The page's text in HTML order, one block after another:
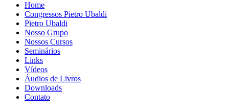
Home
Congressos Pietro Ubaldi
Pietro Ubaldi
Nosso Grupo
Nossos Cursos
Seminários
Links
Vídeos
Áudios de Livros
Downloads
Contato